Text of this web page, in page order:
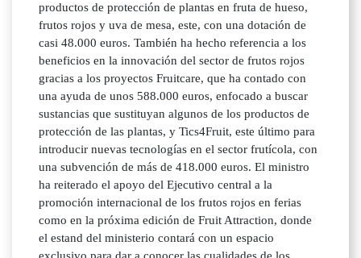
productos de protección de plantas en fruta de hueso,
frutos rojos y uva de mesa, este, con una dotación de
casi 48.000 euros. También ha hecho referencia a los
beneficios en la innovación del sector de frutos rojos
gracias a los proyectos Fruitcare, que ha contado con
una ayuda de unos 588.000 euros, enfocado a buscar
sustancias que sustituyan algunos de los productos de
protección de las plantas, y Tics4Fruit, este último para
introducir nuevas tecnologías en el sector frutícola, con
una subvención de más de 418.000 euros. El ministro
ha reiterado el apoyo del Ejecutivo central a la
promoción internacional de los frutos rojos en ferias
como en la próxima edición de Fruit Attraction, donde
el estand del ministerio contará con un espacio